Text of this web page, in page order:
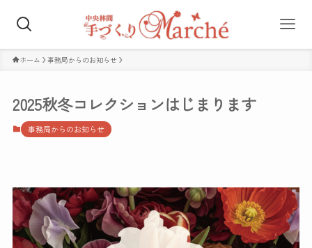
ホーム 事務局からのお知らせ
2025秋冬コレクションはじまります
事務局からのお知らせ